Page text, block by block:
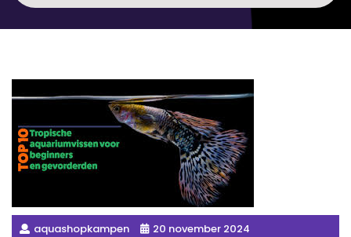
aquashopkampen
20 november 2024